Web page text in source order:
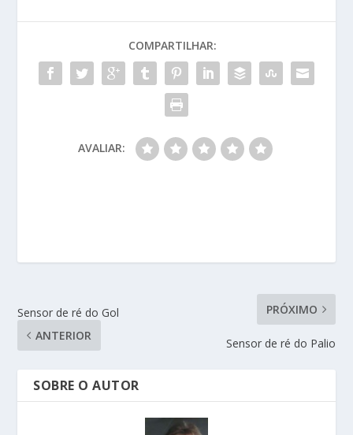
COMPARTILHAR:
AVALIAR:
Sensor de ré do Gol
ANTERIOR
PRÓXIMO
Sensor de ré do Palio
SOBRE O AUTOR